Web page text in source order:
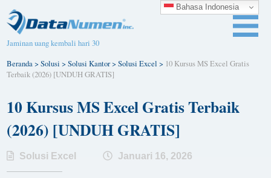
Jaminan uang kembali hari 30
Beranda>Solusi >Solusi Kantor>Solusi Excel > 10 Kursus MS Excel Gratis
Terbaik (2026) [UNDUH GRATIS]
10 Kursus MS Excel Gratis Terbaik
(2026) [UNDUH GRATIS]
Solusi Excel Januari 16, 2026
Bahasa Indonesia